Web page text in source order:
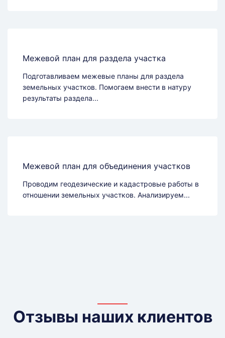
Межевой план для раздела участка
Подготавливаем межевые планы для раздела
земельных участков. Помогаем внести в натуру
результаты раздела...
Межевой план для объединения участков
Проводим геодезические и кадастровые работы в
отношении земельных участков. Анализируем...
Отзывы наших клиентов